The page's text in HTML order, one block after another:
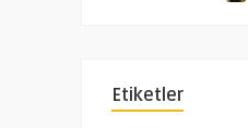
Etiketler